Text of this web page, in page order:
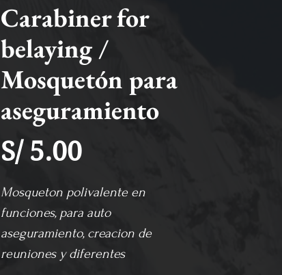
Carabiner for
belaying /
Mosquetón para
aseguramiento
S/ 5.00Precio
Mosqueton polivalente en
funciones, para auto
aseguramiento, creacion de
reuniones y diferentes